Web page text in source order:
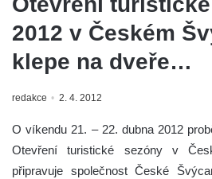
2012 v Českém
klepe na dveře…
redakce 2. 4. 2012
O víkendu 21. – 22. dubna 2012
Otevření turistické sezóny v
připravuje společnost České